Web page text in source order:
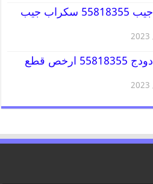
قطع غيار جيب 55818355 سكراب جيب
قطع غيار دودج 55818355 ارخص قطع